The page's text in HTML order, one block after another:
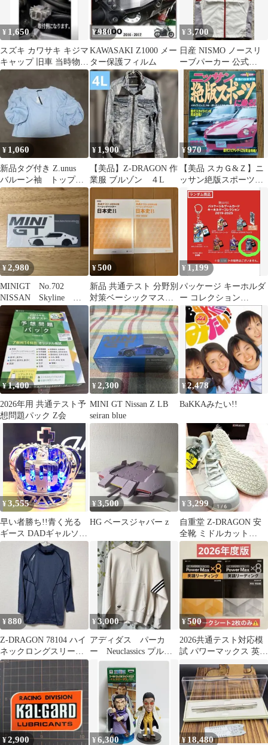
¥ 1,650
スズキ カワサキ キジマ
キャップ 旧車 当時物
BEET Z ZⅡ GS
¥980
KAWASAKI Z1000 メー
ター保護フィルム
¥3,700
日産 NISMO ノースリ
ーブパーカー 公式
ACTIVE タグ付 廃盤 希
少品
¥ 1,060
新品タグ付き Z.unus
バルーン袖 トップ
ス フリーサイズ
¥ 1,900
【美品】Z-DRAGON 作
業服 ブルゾン ４L
¥970
【美品 スカＧ&Ｚ】ニ
ッサン絶版スポーツに
乗る！
¥2,980
MINIGT No.702
NISSAN Skyline
Kenmeri LB
¥500
新品 共通テスト 分野別
対策ベーシックマスタ
ー 日本史B
¥ 1,199
パッケージ キーホルダ
ー コレクション
LEGENDS Z-A １個
¥1,400
2026年用 共通テスト予
想問題パック Z会
¥2,300
MINI GT Nissan Z LB
seiran blue
¥2,478
BaKKAみたい!!
¥3,555
早い者勝ち!!青く光る
ギース DADギャルソン
タイプCROWN王冠
USB電源
¥3,500
HG ベースジャバー z
¥ 3,299
自重堂 Z-DRAGON 安
全靴 ミドルカット
29.0cm オフホワイト
¥880
Z-DRAGON 78104 ハイ
ネックロングスリーブ
秋冬 Lサイズ
¥3,000
アディダス パーカ
ー Neuclassics プルオ
ーバー HM1870 XL
¥500
2026共通テスト対応模
試 パワーマックス 英語
リーディング Z-KAI
¥2,900 ¥6,300 ¥18,480